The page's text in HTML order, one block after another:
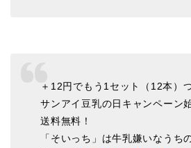
＋12円でもう1セット（12本）
サンアイ豆乳の日キャンペーン
送料無料！
「そいっち」は牛乳嫌いなうち